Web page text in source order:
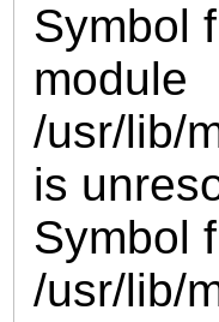
Symbol
module
/usr/lib/
is
Symbol
/usr/lib/